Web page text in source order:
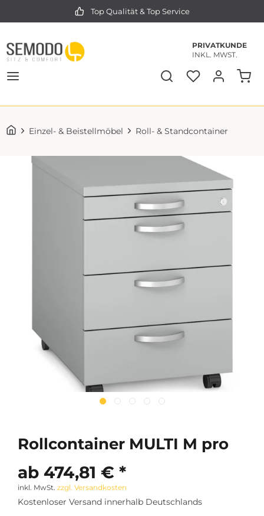
Top Qualität & Top Service
PRIVATKUNDE
INKL. MWST.
Einzel- & Beistellmöbel Roll- & Standcontainer
Rollcontainer MULTI M pro
ab 474,81 € *
inkl. MwSt. zzgl. Versandkosten
Kostenloser Versand innerhalb Deutschlands